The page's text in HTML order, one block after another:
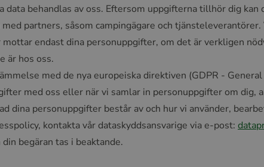
behandlas av oss. Eftersom uppgifterna tillhör dig
partners, såsom campingägare och
endast dina personuppgifter, om det är verkligen
är hos oss.
med de nya europeiska direktiven (GDPR -
med oss eller när vi samlar in personuppgifter om dig,
dina personuppgifter består av och hur vi använder,
kontakta vår dataskyddsansvarige via e-post:
begäran tas i beaktande.